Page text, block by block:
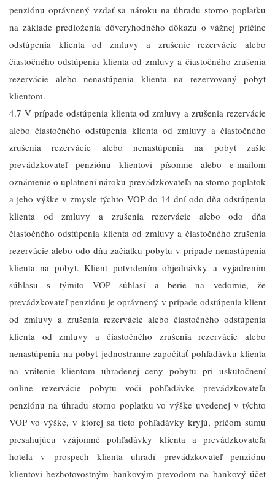
penziónu oprávnený vzdať sa nároku na úhradu storno poplatku
na základe predloženia dôveryhodného dôkazu o vážnej príčine
odstúpenia klienta od zmluvy a zrušenie rezervácie alebo
čiastočného odstúpenia klienta od zmluvy a čiastočného zrušenia
rezervácie alebo nenastúpenia klienta na rezervovaný pobyt
klientom.
4.7 V prípade odstúpenia klienta od zmluvy a zrušenia rezervácie
alebo čiastočného odstúpenia klienta od zmluvy a čiastočného
zrušenia rezervácie alebo nenastúpenia na pobyt zašle
prevádzkovateľ penziónu klientovi písomne alebo e-mailom
oznámenie o uplatnení nároku prevádzkovateľa na storno poplatok
a jeho výške v zmysle týchto VOP do 14 dní odo dňa odstúpenia
klienta od zmluvy a zrušenia rezervácie alebo odo dňa
čiastočného odstúpenia klienta od zmluvy a čiastočného zrušenia
rezervácie alebo odo dňa začiatku pobytu v prípade nenastúpenia
klienta na pobyt. Klient potvrdením objednávky a vyjadrením
súhlasu s týmito VOP súhlasí a berie na vedomie, že
prevádzkovateľ penziónu je oprávnený v prípade odstúpenia klient
od zmluvy a zrušenia rezervácie alebo čiastočného odstúpenia
klienta od zmluvy a čiastočného zrušenia rezervácie alebo
nenastúpenia na pobyt jednostranne započítať pohľadávku klienta
na vrátenie klientom uhradenej ceny pobytu pri uskutočnení
online rezervácie pobytu voči pohľadávke prevádzkovateľa
penziónu na úhradu storno poplatku vo výške uvedenej v týchto
VOP vo výške, v ktorej sa tieto pohľadávky kryjú, pričom sumu
presahujúcu vzájomné pohľadávky klienta a prevádzkovateľa
hotela v prospech klienta uhradí prevádzkovateľ penziónu
klientovi bezhotovostným bankovým prevodom na bankový účet